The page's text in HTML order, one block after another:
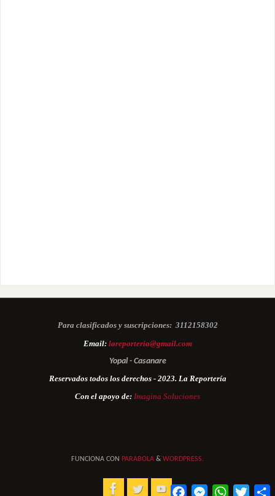
Para clasificados y suscripciones: 3112158302
Email: lareporteria@gmail.com
Yopal - Casanare
Reservados todos los derechos - 2023. La Reportería
Con el apoyo de: Imagina Soluciones
FUNCIONA CON PARABOLA & WORDPRESS.
FacebookMessengerWhatsApp
Twitter